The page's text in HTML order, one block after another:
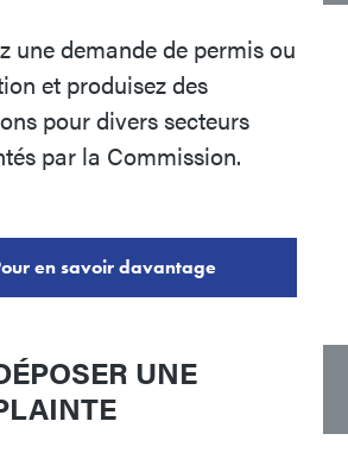
une demande de permis ou
et produisez des
pour divers secteurs
par la Commission.
en savoir davantage
UNE